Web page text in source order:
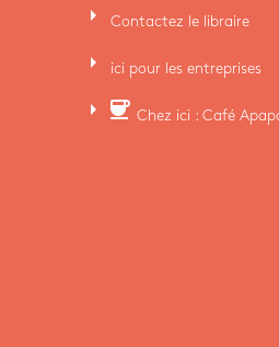
arrow_right Contactez le libraire
arrow_right ici pour les entreprises
arrow_right coffee Chez ici : Café